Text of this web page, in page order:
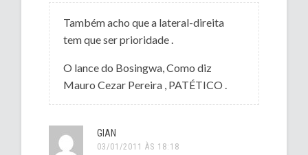
Também acho que a lateral-direita
tem que ser prioridade .
O lance do Bosingwa, Como diz
Mauro Cezar Pereira , PATÉTICO .
GIAN
03/01/2011 ÀS 18:18